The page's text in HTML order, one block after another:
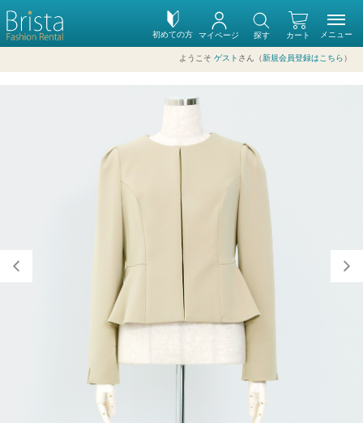
初めての方 カート
マイページ 探す
ようこそ ゲスト さん（新規会員登録はこちら ）
メニュー